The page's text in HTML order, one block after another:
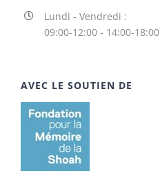
Lundi - Vendredi :
09:00-12:00 - 14:00-18:00
AVEC LE SOUTIEN DE